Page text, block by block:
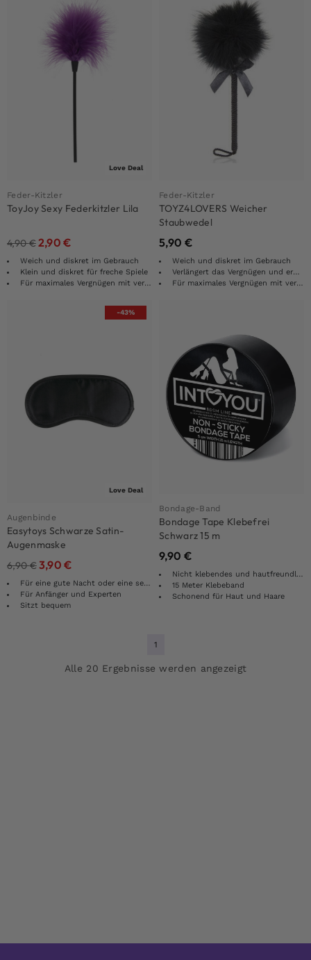
Love Deal
Feder-Kitzler
ToyJoy Sexy Federkitzler Lila
4,90€2,90€
Weich und diskret im Gebrauch
Klein und diskret für freche Spiele
Für maximales Vergnügen mit verbundenen Augen verwenden
Feder-Kitzler
TOYZ4LOVERS Weicher
Staubwedel
5,90 €
Weich und diskret im Gebrauch
Verlängert das Vergnügen und erhöht die Erregung
Für maximales Vergnügen mit verbundenen Augen verwenden
-43%
Love Deal
Augenbinde
Easytoys Schwarze Satin-
Augenmaske
6,90€3,90€
Für eine gute Nacht oder eine sexy Aktion
Für Anfänger und Experten
Sitzt bequem
Bondage-Band
Bondage Tape Klebefrei
Schwarz 15 m
9,90 €
Nicht klebendes und hautfreundliches Vinyl
15 Meter Klebeband
Schonend für Haut und Haare
1
Alle 20 Ergebnisse werden angezeigt